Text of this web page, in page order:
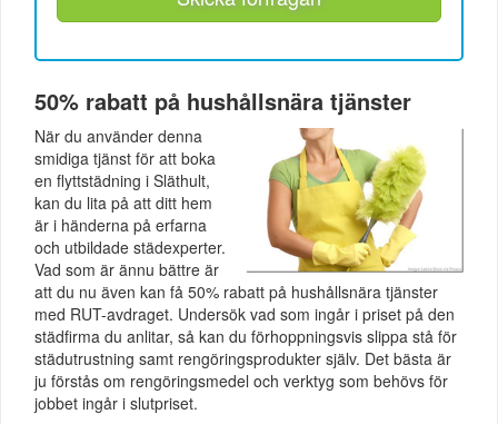
50% rabatt på hushållsnära tjänster
När du använder denna
smidiga tjänst för att boka
en flyttstädning i Släthult,
kan du lita på att ditt hem
är i händerna på erfarna
och utbildade städexperter.
Vad som är ännu bättre är
att du nu även kan få 50% rabatt på hushållsnära tjänster
med RUT-avdraget. Undersök vad som ingår i priset på den
städfirma du anlitar, så kan du förhoppningsvis slippa stå för
städutrustning samt rengöringsprodukter själv. Det bästa är
ju förstås om rengöringsmedel och verktyg som behövs för
jobbet ingår i slutpriset.